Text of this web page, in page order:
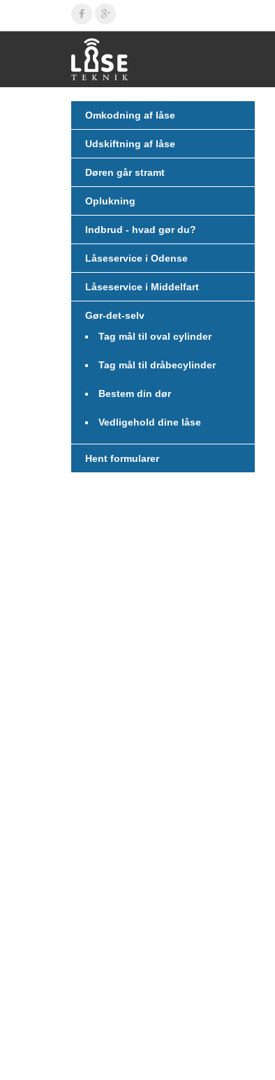
Omkodning af låse
Udskiftning af låse
Døren går stramt
Oplukning
Indbrud - hvad gør du?
Låseservice i Odense
Låseservice i Middelfart
Gør-det-selv
Tag mål til oval cylinder
Tag mål til dråbecylinder
Bestem din dør
Vedligehold dine låse
Hent formularer